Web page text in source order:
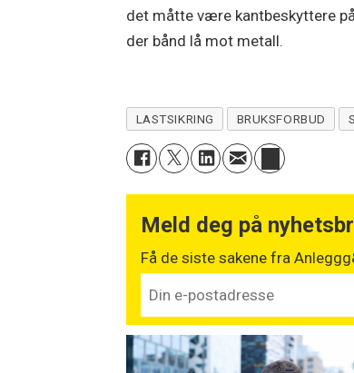
det måtte være kantbeskyttere
der bånd lå mot metall.
LASTSIKRING BRUKSFORBUD
Meld deg på
Få de siste sakene fra